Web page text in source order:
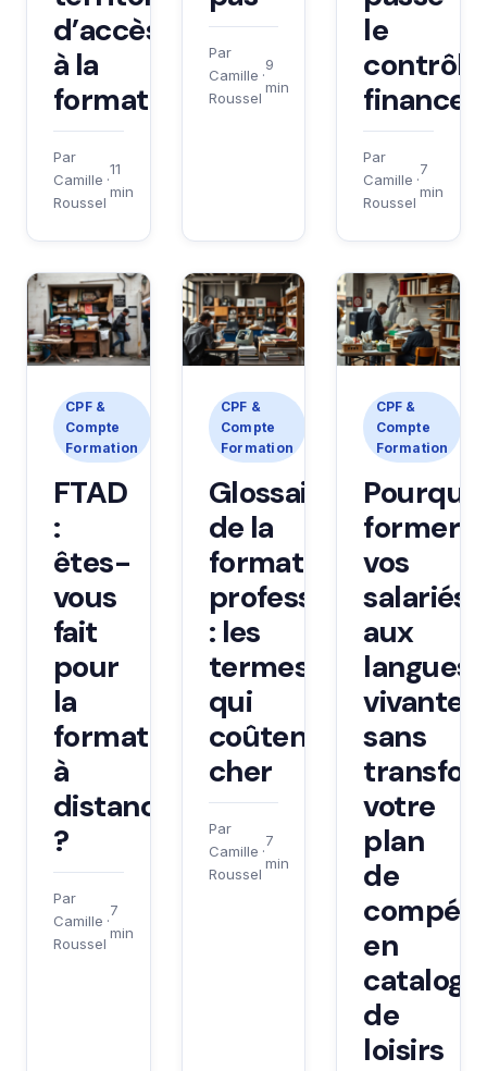
d’accès
à la
formation
Par
Camille
Roussel
·
11
min
Par
Camille
Roussel
·
9
min
le
contrôle
Par
Camille
Roussel
·
7
min
CPF &
Compte
Formation
FTAD
:
êtes-
vous
fait
pour
la
formation
à
distance
?
Par
Camille
Roussel
·
7
min
CPF &
Compte
Formation
Glossaire
de la
formation
professionnelle
: les
termes
qui
coûtent
cher
Par
Camille
Roussel
·
7
min
CPF &
Compte
Formation
Pourquoi
former
vos
salariés
aux
langues
vivantes
sans
votre
plan
de
en
de
loisirs